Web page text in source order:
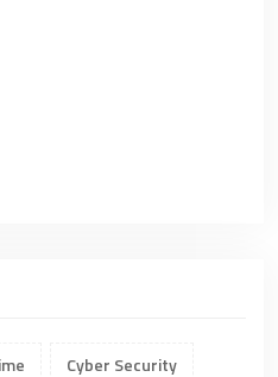
Cyber Security